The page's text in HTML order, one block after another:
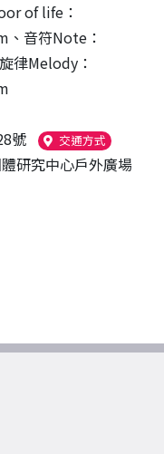
of life：
、音符Note：
律Melody：
號 交通方式（另開新
研究中心戶外廣場